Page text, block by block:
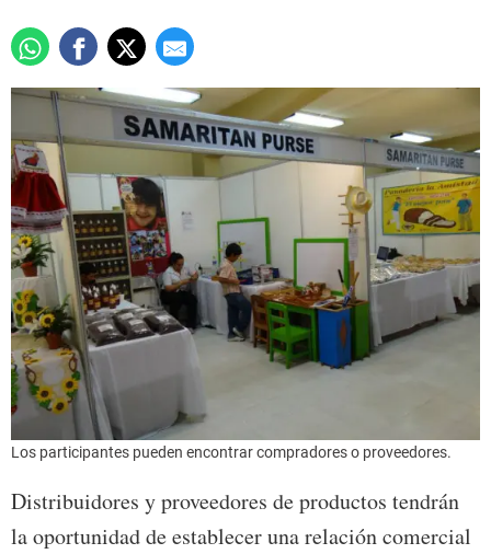
Los participantes pueden encontrar compradores o proveedores.
Distribuidores y proveedores de productos tendrán
la oportunidad de establecer una relación comercial